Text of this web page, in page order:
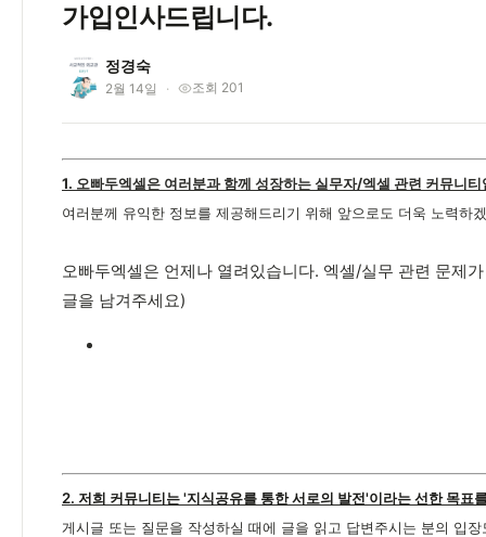
가입인사드립니다.
정
정경숙
2월 14일 조회 201
1. 오빠두엑셀은 여러분과 함께 성장하는 실무자/엑셀 관련 커뮤니티
여러분께 유익한 정보를 제공해드리기 위해 앞으로도 더욱 노력하
오빠두엑셀은 언제나 열려있습니다. 엑셀/실무 관련 문제
글을 남겨주세요)
2. 저희 커뮤니티는 '지식공유를 통한 서로의 발전'이라는 선한 목표
게시글 또는 질문을 작성하실 때에 글을 읽고 답변주시는 분의 입